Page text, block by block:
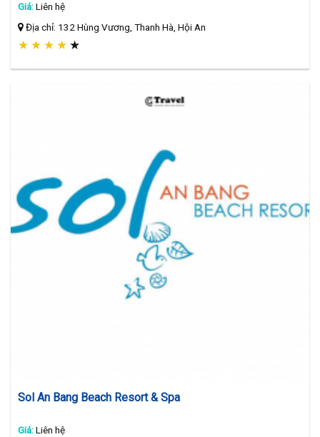
Giá:Liên hệ
Địa chỉ: 132 Hùng Vương, Thanh Hà, Hội An
★ ★ ★ ★ ★
Sol An Bang Beach Resort & Spa
Giá:Liên hệ